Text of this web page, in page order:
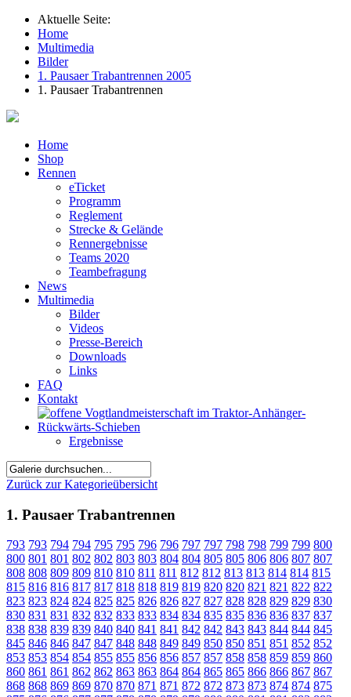
Aktuelle Seite:
Home
Multimedia
Bilder
1. Pausaer Trabantrennen 2005
1. Pausaer Trabantrennen
Home
Shop
Rennen
eTicket
Programm
Reglement
Strecke & Gelände
Rennergebnisse
Teams 2020
Teambefragung
News
Multimedia
Bilder
Videos
Presse-Bereich
Downloads
Links
FAQ
Kontakt
Ergebnisse
Zurück zur Kategorieübersicht
1. Pausaer Trabantrennen
793 793 794 794 795 795 796 796 797 797 798 798 799 799 800
800 801 801 802 802 803 803 804 804 805 805 806 806 807 807
808 808 809 809 810 810 811 811 812 812 813 813 814 814 815
815 816 816 817 817 818 818 819 819 820 820 821 821 822 822
823 823 824 824 825 825 826 826 827 827 828 828 829 829 830
830 831 831 832 832 833 833 834 834 835 835 836 836 837 837
838 838 839 839 840 840 841 841 842 842 843 843 844 844 845
845 846 846 847 847 848 848 849 849 850 850 851 851 852 852
853 853 854 854 855 855 856 856 857 857 858 858 859 859 860
860 861 861 862 862 863 863 864 864 865 865 866 866 867 867
868 868 869 869 870 870 871 871 872 872 873 873 874 874 875